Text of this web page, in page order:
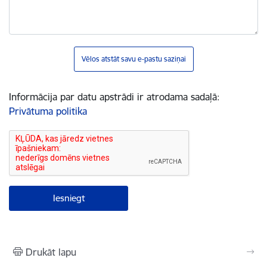
Vēlos atstāt savu e-pastu saziņai
Informācija par datu apstrādi ir atrodama sadaļā:
Privātuma politika
Drukāt lapu